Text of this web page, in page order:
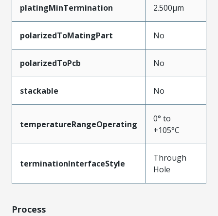
platingMinTermination 2.500µm
polarizedToMatingPart No
polarizedToPcb No
stackable No
temperatureRangeOperating
0° to
+105°C
terminationInterfaceStyle
Through
Hole
Process